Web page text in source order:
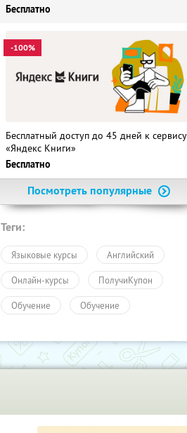
Бесплатно
-100%
Бесплатный доступ до 45 дней к сервису
«Яндекс Книги»
Бесплатно
Посмотреть популярные
Теги:
Языковые курсы Английский
Онлайн-курсы ПолучиКупон
Обучение Обучение